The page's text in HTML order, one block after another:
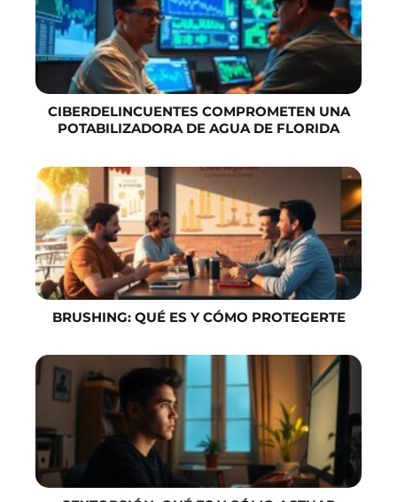
CIBERDELINCUENTES COMPROMETEN UNA
POTABILIZADORA DE AGUA DE FLORIDA
BRUSHING: QUÉ ES Y CÓMO PROTEGERTE